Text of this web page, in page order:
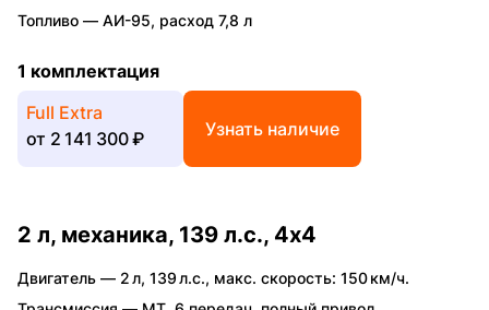
Топливо — АИ-95, расход 7,8 л
1 комплектация
Full Extra
от 2 141 300 ₽ Узнать наличие
2 л, механика, 139 л.с., 4x4
Двигатель — 2 л, 139 л.с., макс. скорость: 150 км/ч.